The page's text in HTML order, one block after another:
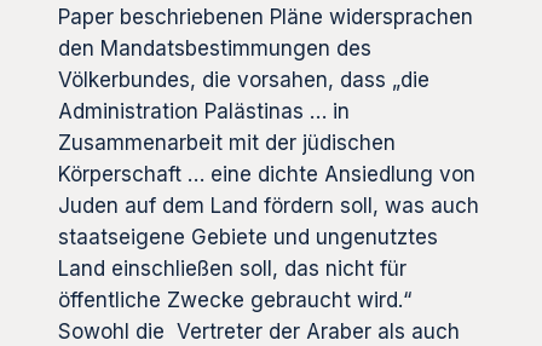
Paper beschriebenen Pläne widersprachen
den Mandatsbestimmungen des
Völkerbundes, die vorsahen, dass „die
Administration Palästinas … in
Zusammenarbeit mit der jüdischen
Körperschaft … eine dichte Ansiedlung von
Juden auf dem Land fördern soll, was auch
staatseigene Gebiete und ungenutztes
Land einschließen soll, das nicht für
öffentliche Zwecke gebraucht wird.“
Sowohl die Vertreter der Araber als auch